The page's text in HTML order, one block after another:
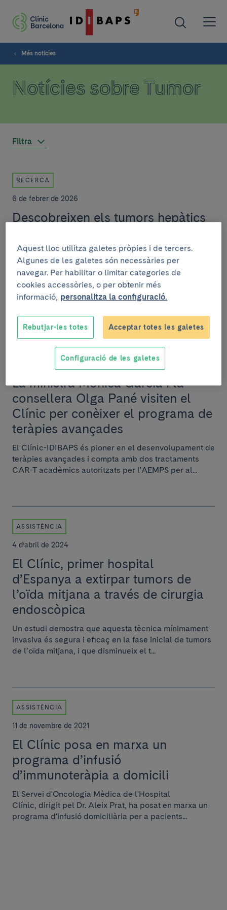
Més notícies
Notícies sobre Tumor
Filtra
RECERCA
6 de febrer de 2026
Descobreixen els tumors hepàtics
responen a la immunoteràpia
Un estudi internacional liderat per la Universitat
d’Edimburg, amb la participació del grup de Recerca
translacional en oncologia hepàtica de l’IDI...
INSTITUCIONAL
28 de febrer de 2025
La ministra Mónica García i la
consellera Olga Pané visiten el
Clínic per conèixer el programa de
teràpies avançades
El Clínic-IDIBAPS és pioner en el desenvolupament de
teràpies avançades i compta amb dos tractaments
CAR-T acadèmics autoritzats per l'AEMPS per al...
ASSISTÈNCIA
4 d’abril de 2024
El Clínic, primer hospital
d’Espanya a extirpar tumors de
l’oïda mitjana a través de cirurgia
endoscòpica
Un estudi demostra que aquesta tècnica mínimament
invasiva és segura i eficaç en la fase inicial de tumors
de l’oïda mitjana, i que disminueix el t...
ASSISTÈNCIA
11 de novembre de 2021
El Clínic posa en marxa un
programa d’infusió
d’immunoteràpia a domicili
El Servei d'Oncologia Mèdica de l'Hospital
Clínic, dirigit pel Dr. Aleix Prat, ha posat en marxa un
programa d'infusió domiciliària per a pacients...
Aquest lloc utilitza galetes pròpies i de tercers.
Algunes de les galetes són necessàries per
navegar. Per habilitar o limitar categories de
cookies accessòries, o per obtenir més
informació, personalitza la configuració.
Rebutjar-les totes Acceptar totes les galetes
Configuració de les galetes